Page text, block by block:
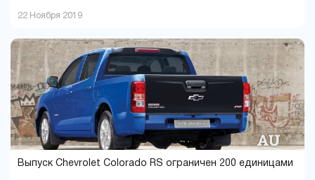
22 Ноября 2019
Выпуск Chevrolet Colorado RS ограничен 200 единицами